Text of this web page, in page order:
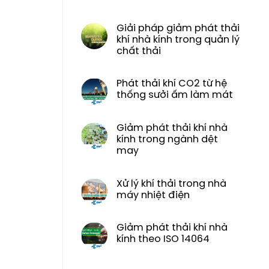
Giải pháp giảm phát thải
khí nhà kính trong quản lý
chất thải
Phát thải khí CO2 từ hệ
thống sưởi ấm làm mát
Giảm phát thải khí nhà
kính trong ngành dệt
may
Xử lý khí thải trong nhà
máy nhiệt điện
Giảm phát thải khí nhà
kính theo ISO 14064